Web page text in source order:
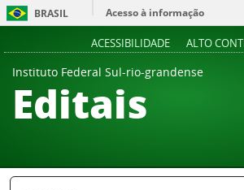
BRASIL
Acesso à informação
ACESSIBILIDADE ALTO
Instituto Federal Sul-rio-grandense
Editais